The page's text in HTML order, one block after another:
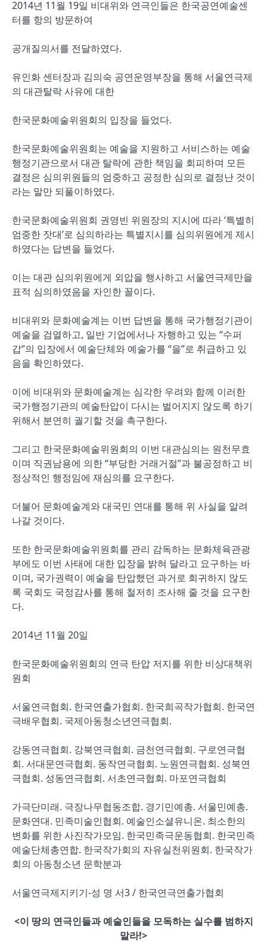
2014년 11월 19일 비대위와 연극인들은 한국공연예술센
터를 항의 방문하여
공개질의서를 전달하였다.
유인화 센터장과 김의숙 공연운영부장을 통해 서울연극제
의 대관탈락 사유에 대한
한국문화예술위원회의 입장을 들었다.
한국문화예술위원회는 예술을 지원하고 서비스하는 예술
행정기관으로서 대관 탈락에 관한 책임을 회피하며 모든
결정은 심의위원들의 엄중하고 공정한 심의로 결정난 것이
라는 말만 되풀이하였다.
한국문화예술위원회 권영빈 위원장의 지시에 따라 ‘특별히
엄중한 잣대’로 심의하라는 특별지시를 심의위원에게 제시
하였다는 답변을 들었다.
이는 대관 심의위원에게 외압을 행사하고 서울연극제만을
표적 심의하였음을 자인한 꼴이다.
비대위와 문화예술계는 이번 답변을 통해 국가행정기관이
예술을 검열하고, 일반 기업에서나 자행하고 있는 “수퍼
갑”의 입장에서 예술단체와 예술가를 “을”로 취급하고 있
음을 확인하였다.
이에 비대위와 문화예술계는 심각한 우려와 함께 이러한
국가행정기관의 예술탄압이 다시는 벌어지지 않도록 하기
위해서 분연히 궐기할 것을 촉구한다.
그리고 한국문화예술위원회의 이번 대관심의는 원천무효
이며 직권남용에 의한 “부당한 거래거절”과 불공정하고 비
정상적인 행정임에 재심의를 요구한다.
더불어 문화예술계와 대국민 연대를 통해 위 사실을 알려
나갈 것이다.
또한 한국문화예술위원회를 관리 감독하는 문화체육관광
부에도 이번 사태에 대한 입장을 밝혀 달라고 요구하는 바
이며, 국가권력이 예술을 탄압했던 과거로 회귀하지 않도
록 국회도 국정감사를 통해 철저히 조사해 줄 것을 요구한
다.
2014년 11월 20일
한국문화예술위원회의 연극 탄압 저지를 위한 비상대책위
원회
서울연극협회. 한국연출가협회. 한국희곡작가협회. 한국연
극배우협회. 국제아동청소년연극협회.
강동연극협회. 강북연극협회. 금천연극협회. 구로연극협
회. 서대문연극협회. 동작연극협회. 노원연극협회. 성북연
극협회. 성동연극협회. 서초연극협회. 마포연극협회
가극단미래. 극장나무협동조합. 경기민예총. 서울민예총.
문화연대. 민족미술인협회. 예술인소셜유니온. 최소한의
변화를 위한 사진작가모임. 한국민족극운동협회. 한국민족
예술단체총연합. 한국작가회의 자유실천위원회. 한국작가
회의 아동청소년 문학분과
서울연극제지키기-성 명 서3 / 한국연극연출가협회
<이 땅의 연극인들과 예술인들을 모독하는 실수를 범하지
말라!>